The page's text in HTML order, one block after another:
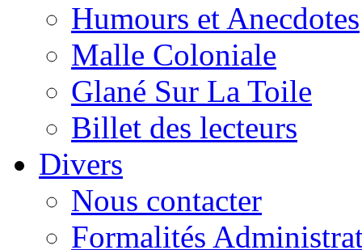
Humours et Anecdotes
Malle Coloniale
Glané Sur La Toile
Billet des lecteurs
Divers
Nous contacter
Formalités